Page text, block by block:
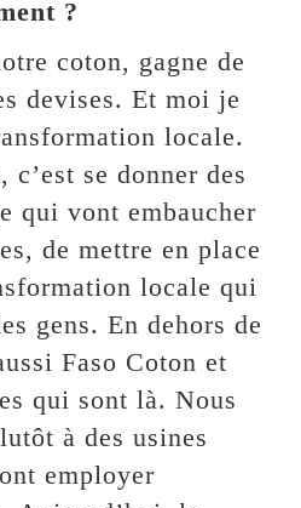
?
coton, gagne de
devises. Et moi je
locale.
se donner des
qui vont embaucher
de mettre en place
locale qui
gens. En dehors de
Faso Coton et
qui sont là. Nous
à des usines
employer